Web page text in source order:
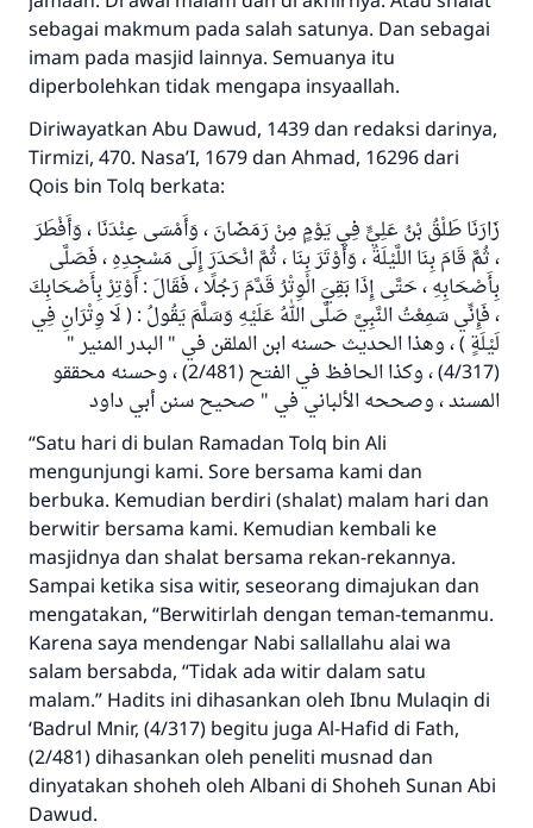
sebagai makmum pada salah satunya. Dan sebagai
imam pada masjid lainnya. Semuanya itu
diperbolehkan tidak mengapa insyaallah.
Diriwayatkan Abu Dawud, 1439 dan redaksi darinya,
Tirmizi, 470. Nasa’I, 1679 dan Ahmad, 16296 dari
Qois bin Tolq berkata:
زَارَنَا طَلْقُ بْنُ عَلِيٍّ فِي يَوْمٍ مِنْ رَمَضَانَ ، وَأَمْسَى عِنْدَنَا ، وَأَفْطَرَ
، ثُمَّ قَامَ بِنَا اللَّيْلَةَ ، وَأَوْتَرَ بِنَا ، ثُمَّ انْحَدَرَ إِلَى مَسْجِدِهِ ، فَصَلَّى
بِأَصْحَابِهِ ، حَتَّى إِذَا بَقِيَ الْوِتْرُ قَدَّمَ رَجُلًا ، فَقَالَ : أَوْتِرْ بِأَصْحَابِكَ
، فَإِنِّي سَمِعْتُ النَّبِيَّ صَلَّى اللهُ عَلَيْهِ وَسَلَّمَ يَقُولُ : ( لَا وِتْرَانِ فِي
لَيْلَةٍ ) ، وهذا الحديث حسنه ابن الملقن في " البدر المنير "
(4/317) ، وكذا الحافظ في الفتح (2/481) ، وحسنه محققو
المسند ، وصححه الألباني في " صحيح سنن أبي داود
“Satu hari di bulan Ramadan Tolq bin Ali
mengunjungi kami. Sore bersama kami dan
berbuka. Kemudian berdiri (shalat) malam hari dan
berwitir bersama kami. Kemudian kembali ke
masjidnya dan shalat bersama rekan-rekannya.
Sampai ketika sisa witir, seseorang dimajukan dan
mengatakan, “Berwitirlah dengan teman-temanmu.
Karena saya mendengar Nabi sallallahu alai wa
salam bersabda, “Tidak ada witir dalam satu
malam.” Hadits ini dihasankan oleh Ibnu Mulaqin di
‘Badrul Mnir, (4/317) begitu juga Al-Hafid di Fath,
(2/481) dihasankan oleh peneliti musnad dan
dinyatakan shoheh oleh Albani di Shoheh Sunan Abi
Dawud.
Jawaban no. 110845
menyelamatkan pernikahan.
Bantu kami dalam memberikan jawaban untuk umat
Rasulullah ﷺ bersabda
"Siapa yang menunjukkan suatu kebaikan,
meka dia akan mendapatkan pahala yang
sama dengan orang yang melakukannya"
MUSLIM, 1893
Saham